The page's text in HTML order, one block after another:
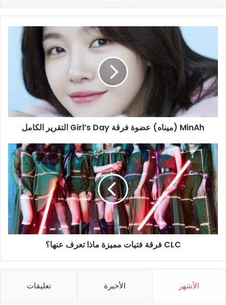
فرقة
Girl’s
Day
التقرير
الكامل
MinAh (ميناه) عضوة فرقة Girl’s Day التقرير الكامل
CLC
فرقة
فتيات
مميزة
ماذا
تعرف
عنها؟
CLC فرقة فتيات مميزة ماذا تعرف عنها؟
الأشهر الأخيرة تعليقات